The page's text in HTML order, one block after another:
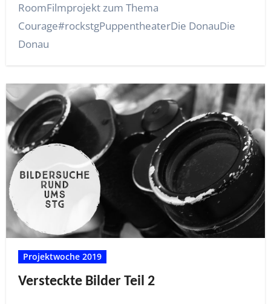
RoomFilmprojekt zum Thema
Courage#rockstgPuppentheaterDie DonauDie
Donau
Projektwoche 2019
Versteckte Bilder Teil 2